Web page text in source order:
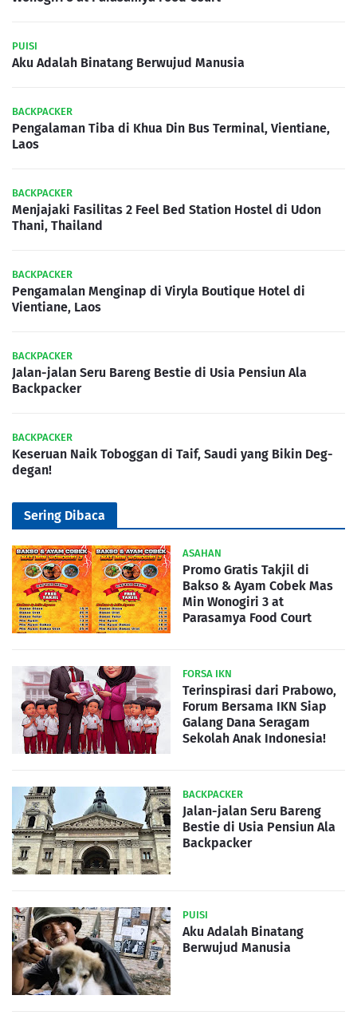
PUISI
Aku Adalah Binatang Berwujud Manusia
BACKPACKER
Pengalaman Tiba di Khua Din Bus Terminal, Vientiane,
Laos
BACKPACKER
Menjajaki Fasilitas 2 Feel Bed Station Hostel di Udon
Thani, Thailand
BACKPACKER
Pengamalan Menginap di Viryla Boutique Hotel di
Vientiane, Laos
BACKPACKER
Jalan-jalan Seru Bareng Bestie di Usia Pensiun Ala
Backpacker
BACKPACKER
Keseruan Naik Toboggan di Taif, Saudi yang Bikin Deg-
degan!
Sering Dibaca
ASAHAN
Promo Gratis Takjil di
Bakso & Ayam Cobek Mas
Min Wonogiri 3 at
Parasamya Food Court
FORSA IKN
Terinspirasi dari Prabowo,
Forum Bersama IKN Siap
Galang Dana Seragam
Sekolah Anak Indonesia!
BACKPACKER
Jalan-jalan Seru Bareng
Bestie di Usia Pensiun Ala
Backpacker
PUISI
Aku Adalah Binatang
Berwujud Manusia